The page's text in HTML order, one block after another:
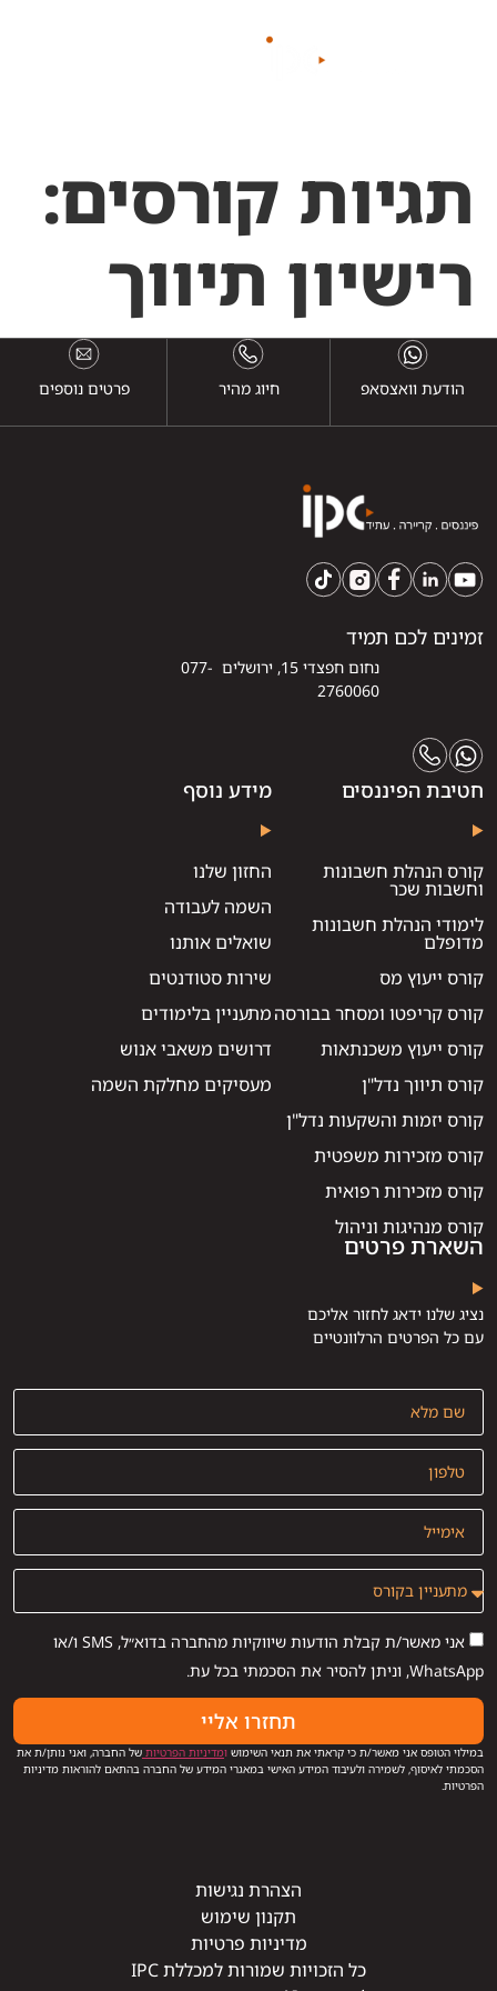
תגיות קורסים:
רישיון תיווך
הודעת וואצסאפ חיוג מהיר פרטים נוספים
זמינים לכם תמיד
נחום חפצדי 15, ירושלים 077-
2760060
חטיבת הפיננסים
קורס הנהלת חשבונות
וחשבות שכר
לימודי הנהלת חשבונות
מדופלם
קורס ייעוץ מס
קורס קריפטו ומסחר בבורסה
קורס ייעוץ משכנתאות
קורס תיווך נדל"ן
קורס יזמות והשקעות נדל"ן
קורס מזכירות משפטית
קורס מזכירות רפואית
קורס מנהיגות וניהול
מידע נוסף
החזון שלנו
השמה לעבודה
שואלים אותנו
שירות סטודנטים
מתעניין בלימודים
דרושים משאבי אנוש
מעסיקים מחלקת השמה
השארת פרטים
נציג שלנו ידאג לחזור אליכם
עם כל הפרטים הרלוונטיים
אני מאשר/ת קבלת הודעות שיווקיות מהחברה בדוא״ל, SMS ו/או
WhatsApp, וניתן להסיר את הסכמתי בכל עת.
תחזרו אליי
במילוי הטופס אני מאשר/ת כי קראתי את תנאי השימוש ומדיניות הפרטיות של החברה, ואני נותן/ת את
הסכמתי לאיסוף, לשמירה ולעיבוד המידע האישי במאגרי המידע של החברה בהתאם להוראות מדיניות
הפרטיות.
הצהרת נגישות
תקנון שימוש
מדיניות פרטיות
כל הזכויות שמורות למכללת IPC